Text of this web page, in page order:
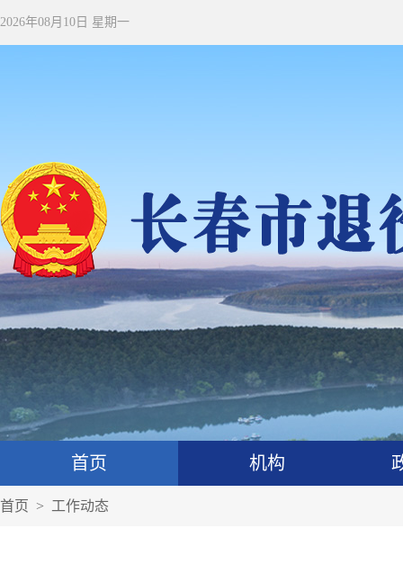
2026年08月10日 星期一
首页 机构
首页 > 工作动态